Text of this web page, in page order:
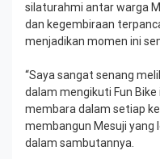
silaturahmi antar warga
dan kegembiraan
menjadikan momen ini
“Saya sangat senang
dalam mengikuti Fun
membara dalam setiap
membangun Mesuji yang
dalam sambutannya.